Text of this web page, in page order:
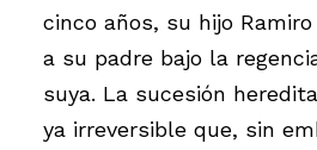
cinco años, su hijo
a su padre bajo la
suya. La sucesión
ya irreversible que, sin